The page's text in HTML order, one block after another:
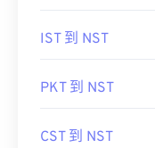
IST 到 NST
PKT 到 NST
CST 到 NST